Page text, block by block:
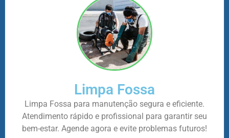
Limpa Fossa
Limpa Fossa para manutenção segura e eficiente.
Atendimento rápido e profissional para garantir seu
bem-estar. Agende agora e evite problemas futuros!